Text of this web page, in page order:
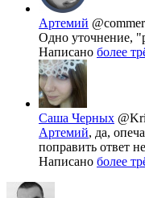
Артемий
Одно уточнение,
Написано более
Саша Черных
Артемий, да,
поправить ответ
Написано более